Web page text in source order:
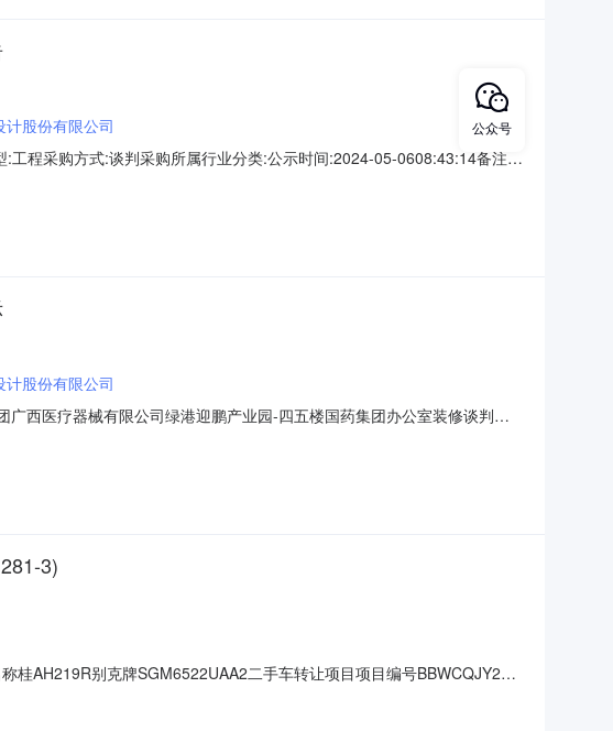
计股份有限公司
程采购方式:谈判采购所属行业分类:公示时间:2024-05-0608:43:14备注信
：0768-2442CSIMCGD005
计股份有限公司
西医疗器械有限公司绿港迎鹏产业园-四五楼国药集团办公室装修谈判结
务期：90日历天；成交候选人第2名：广西青兆建筑工程有
3)
AH219R别克牌SGM6522UAA2二手车转让项目项目编号BBWCQJY22-
发动机号
公众号